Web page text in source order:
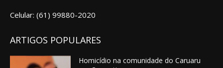
Celular: (61) 99880-2020
ARTIGOS POPULARES
Homicídio na comunidade do Caruaru